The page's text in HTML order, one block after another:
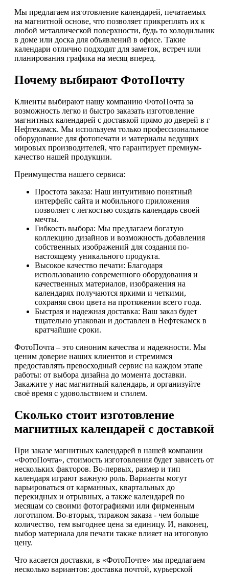
Мы предлагаем изготовление календарей, печатаемых
на магнитной основе, что позволяет прикреплять их к
любой металлической поверхности, будь то холодильник
в доме или доска для объявлений в офисе. Такие
календари отлично подходят для заметок, встреч или
планирования графика на месяц вперед.
Почему выбирают ФотоПочту
Клиенты выбирают нашу компанию ФотоПочта за
возможность легко и быстро заказать изготовление
магнитных календарей с доставкой прямо до дверей в г
Нефтекамск. Мы используем только профессиональное
оборудование для фотопечати и материалы ведущих
мировых производителей, что гарантирует премиум-
качество нашей продукции.
Преимущества нашего сервиса:
Простота заказа: Наш интуитивно понятный
интерфейс сайта и мобильного приложения
позволяет с легкостью создать календарь своей
мечты.
Гибкость выбора: Мы предлагаем богатую
коллекцию дизайнов и возможность добавления
собственных изображений для создания по-
настоящему уникального продукта.
Высокое качество печати: Благодаря
использованию современного оборудования и
качественных материалов, изображения на
календарях получаются яркими и четкими,
сохраняя свои цвета на протяжении всего года.
Быстрая и надежная доставка: Ваш заказ будет
тщательно упакован и доставлен в Нефтекамск в
кратчайшие сроки.
ФотоПочта – это синоним качества и надежности. Мы
ценим доверие наших клиентов и стремимся
предоставлять превосходный сервис на каждом этапе
работы: от выбора дизайна до момента доставки.
Закажите у нас магнитный календарь, и организуйте
своё время с удовольствием и стилем.
Сколько стоит изготовление
магнитных календарей с доставкой
При заказе магнитных календарей в нашей компании
«ФотоПочта», стоимость изготовления будет зависеть от
нескольких факторов. Во-первых, размер и тип
календаря играют важную роль. Варианты могут
варьироваться от карманных, квартальных до
перекидных и отрывных, а также календарей по
месяцам со своими фотографиями или фирменным
логотипом. Во-вторых, тиражом заказа - чем больше
количество, тем выгоднее цена за единицу. И, наконец,
выбор материала для печати также влияет на итоговую
цену.
Что касается доставки, в «ФотоПочте» мы предлагаем
несколько вариантов: доставка почтой, курьерской